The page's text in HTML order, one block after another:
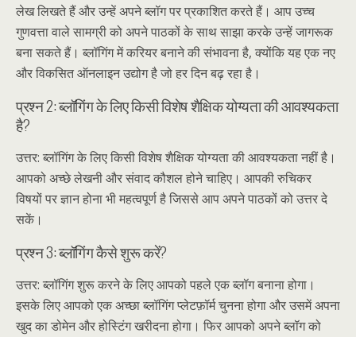
लेख लिखते हैं और उन्हें अपने ब्लॉग पर प्रकाशित करते हैं। आप उच्च
गुणवत्ता वाले सामग्री को अपने पाठकों के साथ साझा करके उन्हें जागरूक
बना सकते हैं। ब्लॉगिंग में करियर बनाने की संभावना है, क्योंकि यह एक नए
और विकसित ऑनलाइन उद्योग है जो हर दिन बढ़ रहा है।
प्रश्न 2: ब्लॉगिंग के लिए किसी विशेष शैक्षिक योग्यता की आवश्यकता
है?
उत्तर: ब्लॉगिंग के लिए किसी विशेष शैक्षिक योग्यता की आवश्यकता नहीं है।
आपको अच्छे लेखनी और संवाद कौशल होने चाहिए। आपकी रुचिकर
विषयों पर ज्ञान होना भी महत्वपूर्ण है जिससे आप अपने पाठकों को उत्तर दे
सकें।
प्रश्न 3: ब्लॉगिंग कैसे शुरू करें?
उत्तर: ब्लॉगिंग शुरू करने के लिए आपको पहले एक ब्लॉग बनाना होगा।
इसके लिए आपको एक अच्छा ब्लॉगिंग प्लेटफ़ॉर्म चुनना होगा और उसमें अपना
खुद का डोमेन और होस्टिंग खरीदना होगा। फिर आपको अपने ब्लॉग को